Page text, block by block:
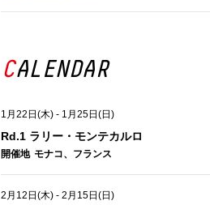
CALENDAR
1月22日(木) - 1月25日(日)
Rd.1 ラリー・モンテカルロ
開催地 モナコ、フランス
2月12日(木) - 2月15日(日)